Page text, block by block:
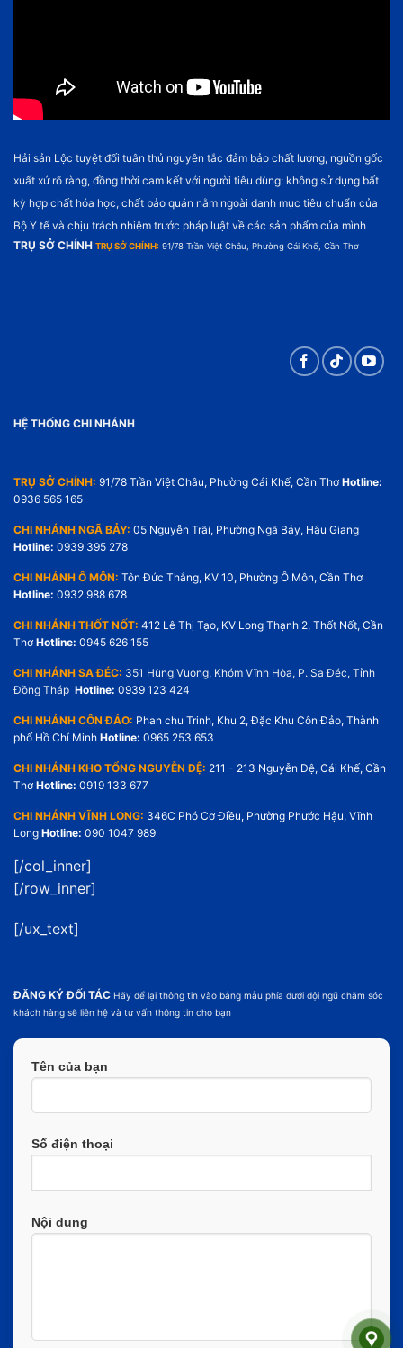
Hải sản Lộc tuyệt đối tuân thủ nguyên tắc đảm bảo chất lượng, nguồn gốc
xuất xứ rõ ràng, đồng thời cam kết với người tiêu dùng: không sử dụng bất
kỳ hợp chất hóa học, chất bảo quản nằm ngoài danh mục tiêu chuẩn của
Bộ Y tế và chịu trách nhiệm trước pháp luật về các sản phẩm của mình
TRỤ SỞ CHÍNH TRỤ SỞ CHÍNH: 91/78 Trần Việt Châu, Phường Cái Khế, Cần Thơ
HỆ THỐNG CHI NHÁNH
TRỤ SỞ CHÍNH: 91/78 Trần Việt Châu, Phường Cái Khế, Cần Thơ Hotline:
0936 565 165
CHI NHÁNH NGÃ BẢY: 05 Nguyễn Trãi, Phường Ngã Bảy, Hậu Giang
Hotline: 0939 395 278
CHI NHÁNH Ô MÔN: Tôn Đức Thắng, KV 10, Phường Ô Môn, Cần Thơ
Hotline: 0932 988 678
CHI NHÁNH THỐT NỐT: 412 Lê Thị Tạo, KV Long Thạnh 2, Thốt Nốt, Cần
Thơ Hotline: 0945 626 155
CHI NHÁNH SA ĐÉC: 351 Hùng Vuong, Khóm Vĩnh Hòa, P. Sa Đéc, Tỉnh
Đồng Tháp Hotline: 0939 123 424
CHI NHÁNH CÔN ĐẢO: Phan chu Trinh, Khu 2, Đặc Khu Côn Đảo, Thành
phố Hồ Chí Minh Hotline: 0965 253 653
CHI NHÁNH KHO TỔNG NGUYỄN ĐỆ: 211 - 213 Nguyễn Đệ, Cái Khế, Cần
Thơ Hotline: 0919 133 677
CHI NHÁNH VĨNH LONG: 346C Phó Cơ Điều, Phường Phước Hậu, Vĩnh
Long Hotline: 090 1047 989
[/col_inner]
[/row_inner]
[/ux_text]
ĐĂNG KÝ ĐỐI TÁC Hãy để lại thông tin vào bảng mẫu phía dưới đội ngũ chăm sóc
khách hàng sẽ liên hệ và tư vấn thông tin cho bạn
Tên của bạn
Số điện thoại
Nội dung